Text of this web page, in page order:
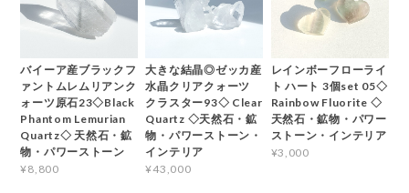
バイーア産ブラックフ
ァントムレムリアンク
ォーツ原石23◇Black
Phantom Lemurian
Quartz◇ 天然石・鉱
物・パワーストーン
¥8,800
大きな結晶◎ゼッカ産
水晶クリアクォーツ
クラスター93◇ Clear
Quartz ◇天然石・鉱
物・パワーストーン・
インテリア
¥43,000
レインボーフローライ
ト ハート 3個set 05◇
Rainbow Fluorite ◇
天然石・鉱物・パワー
ストーン・インテリア
¥3,000